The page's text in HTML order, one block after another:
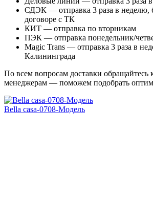
СДЭК — отправка 3 раза в неделю,
договоре с ТК
КИТ — отправка по вторникам
ПЭК — отправка понедельник/
Magic Trans — отправка 3 раза в
Калининграда
По всем вопросам доставки
менеджерам — поможем подобрать
Bella casa-0708-Модель